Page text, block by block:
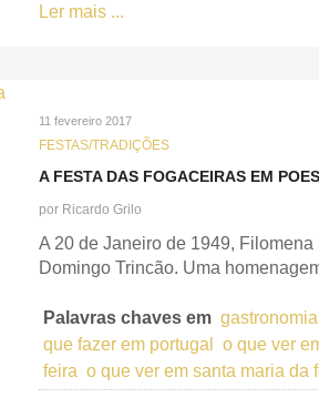
Ler mais ...
11 fevereiro 2017
FESTAS/TRADIÇÕES
A FESTA DAS FOGACEIRAS EM
por Ricardo Grilo
A 20 de Janeiro de 1949,
Domingo Trincão. Uma
Palavras chaves em gastronomia
que fazer em portugal
o que ver
feira o que ver em santa maria da